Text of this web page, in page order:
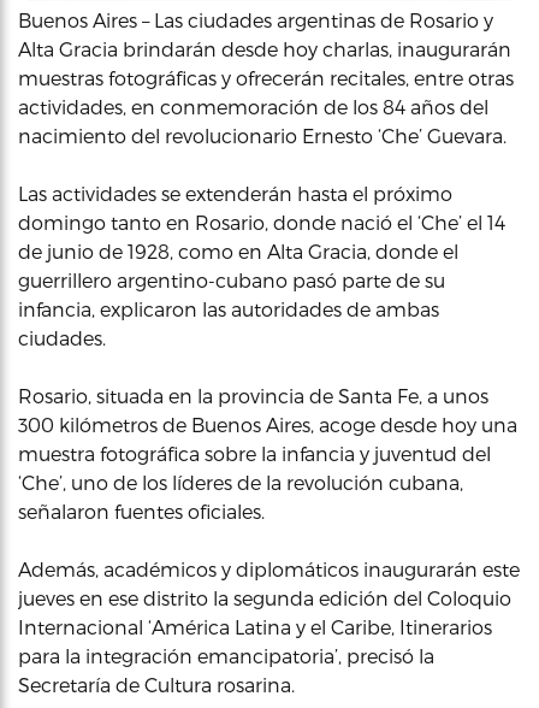
Buenos Aires – Las ciudades argentinas de Rosario y
Alta Gracia brindarán desde hoy charlas, inaugurarán
muestras fotográficas y ofrecerán recitales, entre otras
actividades, en conmemoración de los 84 años del
nacimiento del revolucionario Ernesto ‘Che’ Guevara.
Las actividades se extenderán hasta el próximo
domingo tanto en Rosario, donde nació el ‘Che’ el 14
de junio de 1928, como en Alta Gracia, donde el
guerrillero argentino-cubano pasó parte de su
infancia, explicaron las autoridades de ambas
ciudades.
Rosario, situada en la provincia de Santa Fe, a unos
300 kilómetros de Buenos Aires, acoge desde hoy una
muestra fotográfica sobre la infancia y juventud del
‘Che’, uno de los líderes de la revolución cubana,
señalaron fuentes oficiales.
Además, académicos y diplomáticos inaugurarán este
jueves en ese distrito la segunda edición del Coloquio
Internacional ‘América Latina y el Caribe, Itinerarios
para la integración emancipatoria’, precisó la
Secretaría de Cultura rosarina.